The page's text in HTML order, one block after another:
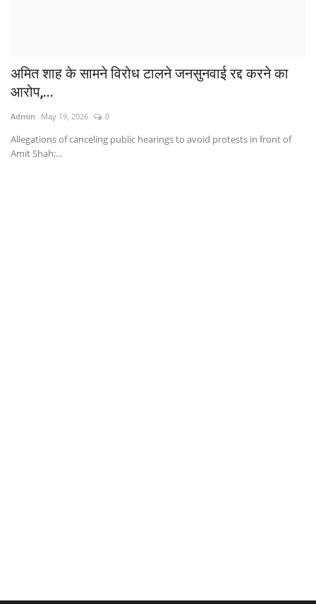
अमित शाह के सामने विरोध टालने जनसुनवाई रद्द करने का
आरोप,...
Admin May 19, 2026 0
Allegations of canceling public hearings to avoid protests in front of
Amit Shah;...